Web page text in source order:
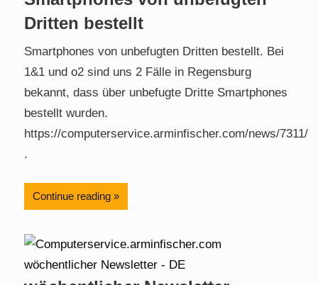
Dritten bestellt
Smartphones von unbefugten Dritten bestellt. Bei
1&1 und o2 sind uns 2 Fälle in Regensburg
bekannt, dass über unbefugte Dritte Smartphones
bestellt wurden.
https://computerservice.arminfischer.com/news/7311/
.
Continue reading